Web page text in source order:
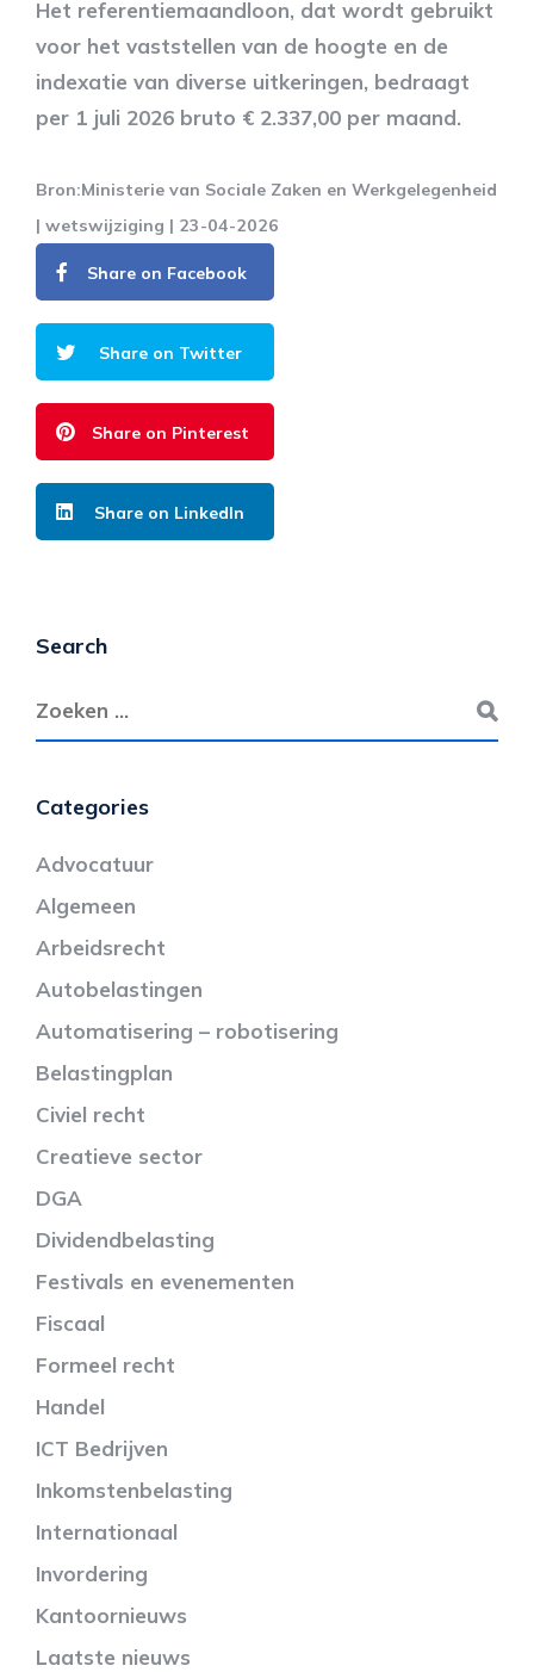
Het referentiemaandloon, dat wordt gebruikt
voor het vaststellen van de hoogte en de
indexatie van diverse uitkeringen, bedraagt
per 1 juli 2026 bruto € 2.337,00 per maand.
Bron:Ministerie van Sociale Zaken en Werkgelegenheid
| wetswijziging | 23-04-2026
Share on Facebook
Share on Twitter
Share on Pinterest
Share on LinkedIn
Search
Categories
Advocatuur
Algemeen
Arbeidsrecht
Autobelastingen
Automatisering – robotisering
Belastingplan
Civiel recht
Creatieve sector
DGA
Dividendbelasting
Festivals en evenementen
Fiscaal
Formeel recht
Handel
ICT Bedrijven
Inkomstenbelasting
Internationaal
Invordering
Kantoornieuws
Laatste nieuws